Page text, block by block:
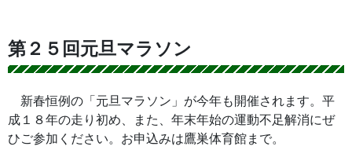
第２５回元旦マラソン
新春恒例の「元旦マラソン」が今年も開催されます。平
成１８年の走り初め、また、年末年始の運動不足解消にぜ
ひご参加ください。お申込みは鷹巣体育館まで。